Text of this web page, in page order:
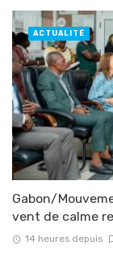
Gabon/
vent de calme
14 heures depuis
ACTUALITÉ